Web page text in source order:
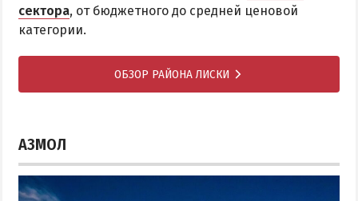
сектора, от бюджетного до средней ценовой
категории.
ОБЗОР РАЙОНА ЛИСКИ
АЗМОЛ